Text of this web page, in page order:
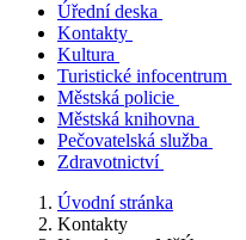
Úřední deska
Kontakty
Kultura
Turistické infocentrum
Městská policie
Městská knihovna
Pečovatelská služba
Zdravotnictví
Úvodní stránka
Kontakty